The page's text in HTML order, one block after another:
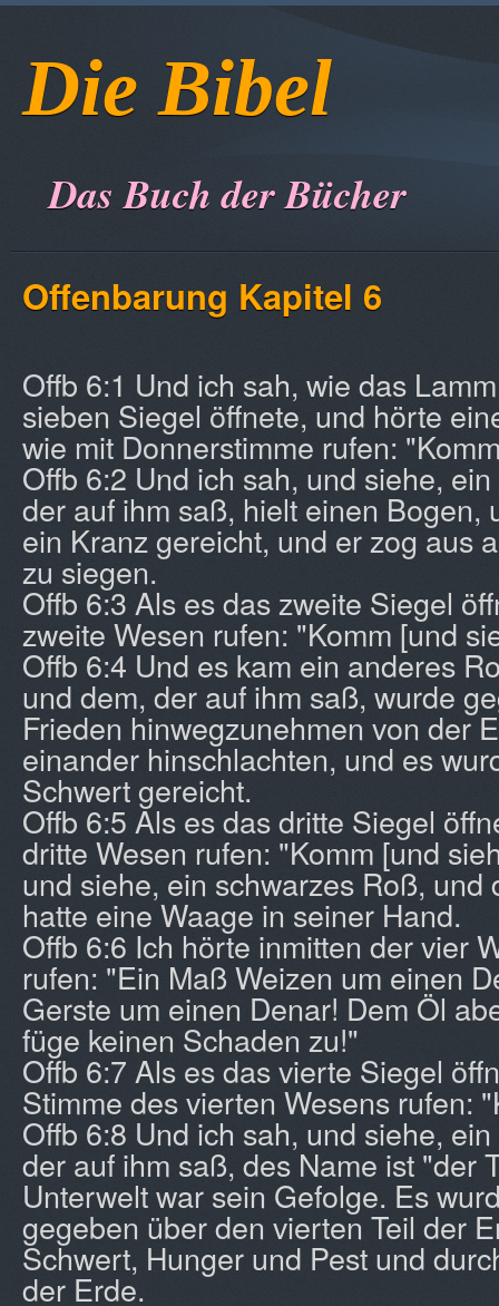
Die Bibel
Das Buch der Bücher
Offenbarung Kapitel 6
Offb 6:1 Und ich sah, wie das
sieben Siegel öffnete, und hörte
wie mit Donnerstimme rufen:
Offb 6:2 Und ich sah, und siehe,
der auf ihm saß, hielt einen Bogen,
ein Kranz gereicht, und er zog aus
zu siegen.
Offb 6:3 Als es das zweite Siegel
zweite Wesen rufen: "Komm [und
Offb 6:4 Und es kam ein anderes
und dem, der auf ihm saß, wurde
Frieden hinwegzunehmen von der
einander hinschlachten, und es
Schwert gereicht.
Offb 6:5 Als es das dritte Siegel
dritte Wesen rufen: "Komm [und
und siehe, ein schwarzes Roß, und
hatte eine Waage in seiner Hand.
Offb 6:6 Ich hörte inmitten der vier
rufen: "Ein Maß Weizen um einen
Gerste um einen Denar! Dem Öl
füge keinen Schaden zu!"
Offb 6:7 Als es das vierte Siegel
Stimme des vierten Wesens rufen:
Offb 6:8 Und ich sah, und siehe,
der auf ihm saß, des Name ist "der
Unterwelt war sein Gefolge. Es
gegeben über den vierten Teil der
Schwert, Hunger und Pest und
der Erde.